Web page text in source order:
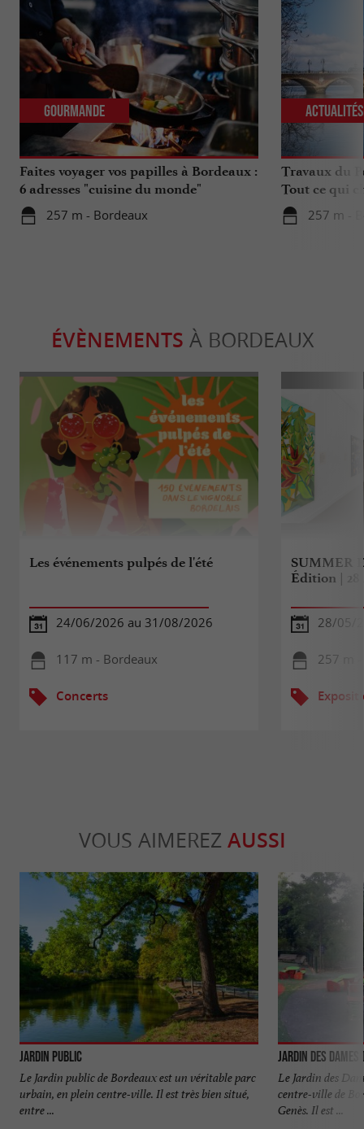
Faites voyager vos papilles à Bordeaux :
6 adresses "cuisine du monde"
257 m - Bordeaux
Gourmande
Travaux du
Tout ce qui
257 m -
Actualités
ÉVÈNEMENTS À BORDEAUX
Les événements pulpés de l'été
24/06/2026 au 31/08/2026
117 m - Bordeaux
Concerts
SUMMER
Édition | 28
28/05/
257 m
VOUS AIMEREZ AUSSI
Jardin public
Le Jardin public de Bordeaux est un véritable parc
urbain, en plein centre-ville. Il est très bien situé,
entre ...
Jardin des Dames
Le Jardin des
centre-ville de
Genès. Il est ...